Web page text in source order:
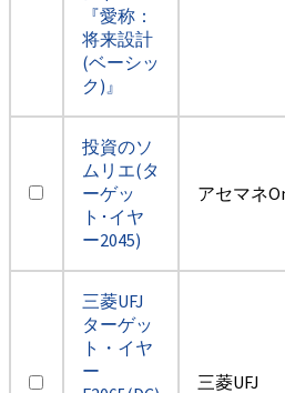
『愛称：
将来設計
(ベーシッ
ク)』
投資のソ
ムリエ(タ
ーゲッ
ト･イヤ
ー2045)
アセマネ
三菱UFJ
ターゲッ
ト・イヤ
ー
三菱UFJ